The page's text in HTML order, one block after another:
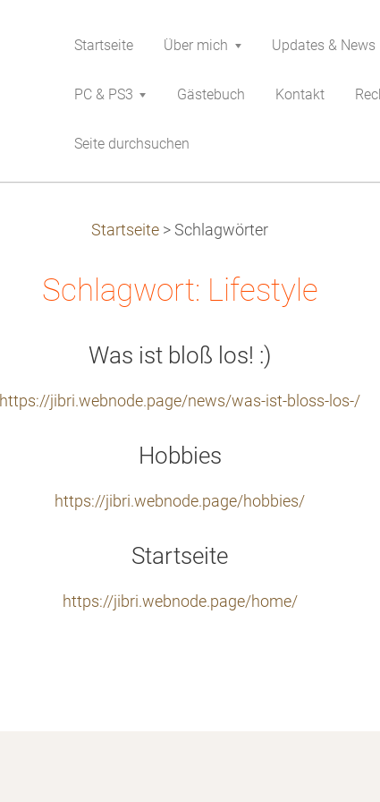
Startseite Über mich Updates & News
PC & PS3 Gästebuch Kontakt
Seite durchsuchen
Startseite > Schlagwörter
Schlagwort: Lifestyle
Was ist bloß los! :)
https://jibri.webnode.page/news/was-ist-bloss-los-/
Hobbies
https://jibri.webnode.page/hobbies/
Startseite
https://jibri.webnode.page/home/